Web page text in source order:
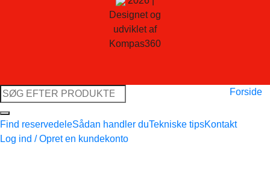
Designet og
udviklet af
Kompas360
Søg
efter:
Forside
Find reservedeleSådan handler duTekniske tipsKontakt
Log ind / Opret en kundekonto